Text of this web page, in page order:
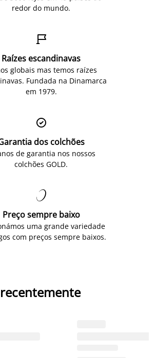
redor do mundo.

Raízes escandinavas
globais mas temos raízes
Fundada na Dinamarca
em 1979.

dos colchões
de garantia nos nossos
colchões GOLD.

Preço sempre baixo
uma grande variedade
com preços sempre baixos.